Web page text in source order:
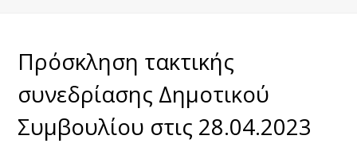
Πρόσκληση τακτικής
συνεδρίασης Δημοτικού
Συμβουλίου στις 28.04.2023